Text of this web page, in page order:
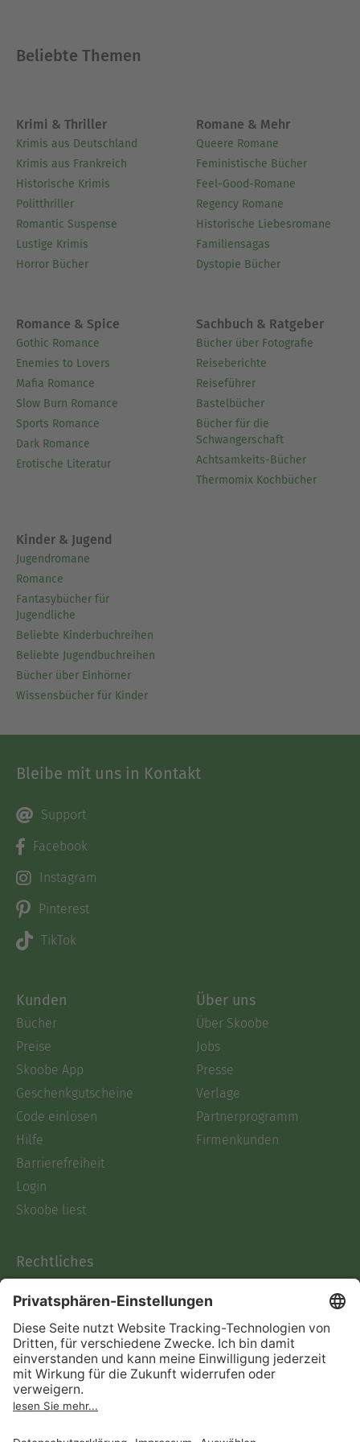
Beliebte Themen
Krimi & Thriller
Krimis aus Deutschland
Krimis aus Frankreich
Historische Krimis
Politthriller
Romantic Suspense
Lustige Krimis
Horror Bücher
Romane & Mehr
Queere Romane
Feministische Bücher
Feel-Good-Romane
Regency Romane
Historische Liebesromane
Familiensagas
Dystopie Bücher
Romance & Spice
Gothic Romance
Enemies to Lovers
Mafia Romance
Slow Burn Romance
Sports Romance
Dark Romance
Erotische Literatur
Sachbuch & Ratgeber
Bücher über Fotografie
Reiseberichte
Reiseführer
Bastelbücher
Bücher für die
Schwangerschaft
Achtsamkeits-Bücher
Thermomix Kochbücher
Kinder & Jugend
Jugendromane
Romance
Fantasybücher für
Jugendliche
Beliebte Kinderbuchreihen
Beliebte Jugendbuchreihen
Bücher über Einhörner
Wissensbücher für Kinder
Bleibe mit uns in Kontakt
Support
Facebook
Instagram
Pinterest
TikTok
Kunden
Bücher
Preise
Skoobe App
Geschenkgutscheine
Code einlösen
Hilfe
Barrierefreiheit
Login
Skoobe liest
Über uns
Über Skoobe
Jobs
Presse
Verlage
Partnerprogramm
Firmenkunden
Rechtliches
AGB
Informationen nach Data
Act
Verträge hier kündigen
Impressum